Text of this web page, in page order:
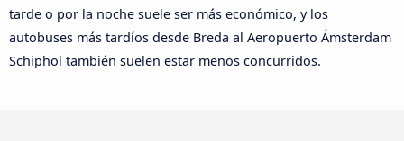
tarde o por la noche suele ser más económico, y los
autobuses más tardíos desde Breda al Aeropuerto Ámsterdam
Schiphol también suelen estar menos concurridos.